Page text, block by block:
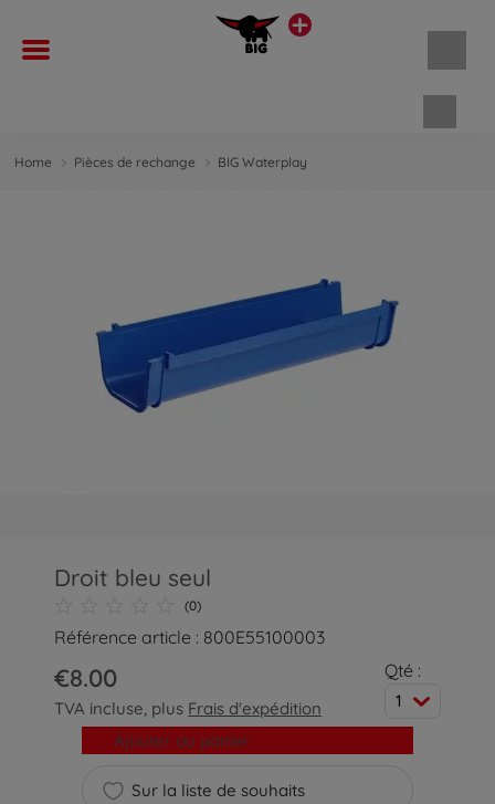
Home Pièces de rechange BIG Waterplay
Droit bleu seul
(0)
Référence article : 800E55100003
€8.00
TVA incluse, plus Frais d'expédition
Qté :
1
Sur la liste de souhaits
Ajouter au panier